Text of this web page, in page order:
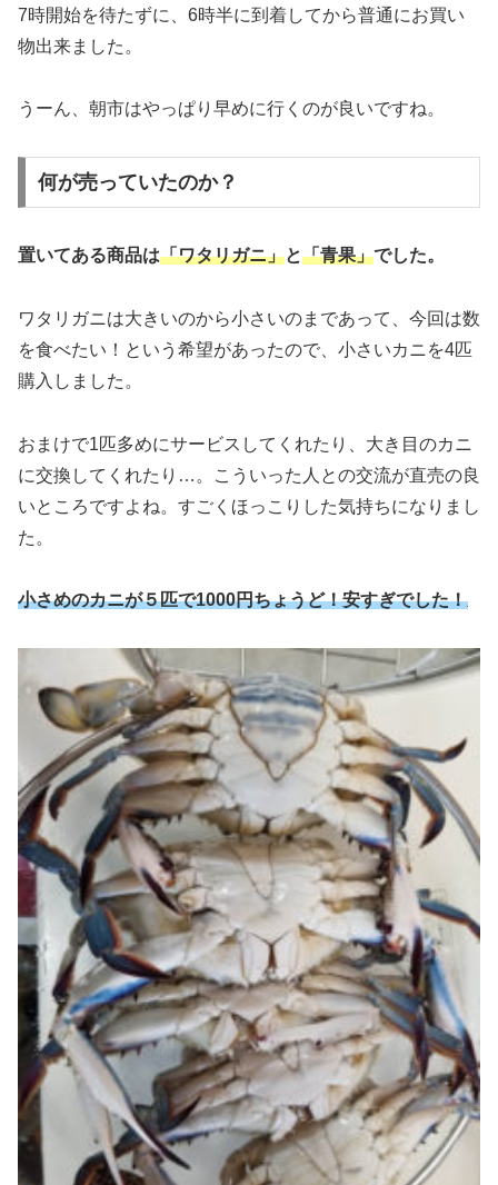
7時開始を待たずに、6時半に到着してから普通にお買い
物出来ました。
うーん、朝市はやっぱり早めに行くのが良いですね。
何が売っていたのか？
置いてある商品は「ワタリガニ」と「青果」でした。
ワタリガニは大きいのから小さいのまであって、今回は数
を食べたい！という希望があったので、小さいカニを4匹
購入しました。
おまけで1匹多めにサービスしてくれたり、大き目のカニ
に交換してくれたり…。こういった人との交流が直売の良
いところですよね。すごくほっこりした気持ちになりまし
た。
小さめのカニが５匹で1000円ちょうど！安すぎでした！